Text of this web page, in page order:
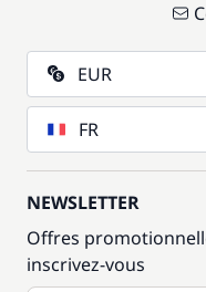
EUR
FR
NEWSLETTER
Offres
inscrivez-vous